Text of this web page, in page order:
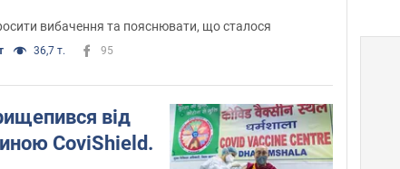
вибачення та пояснювати, що сталося
36,7 т. 95
від
CoviShield.